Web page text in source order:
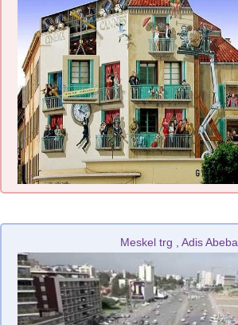
Meskel trg , Adis Abeba